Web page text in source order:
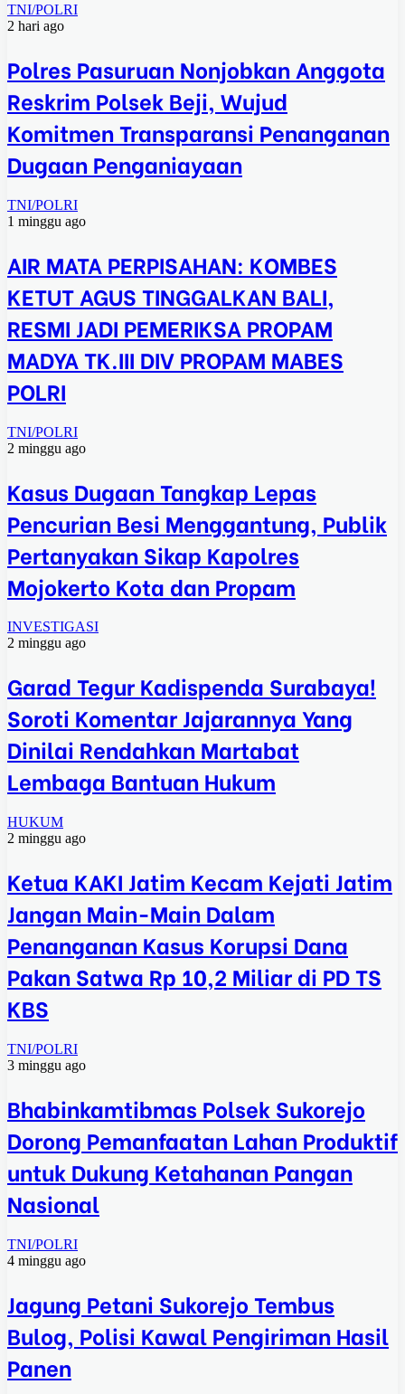
TNI/POLRI
2 hari ago
Polres Pasuruan Nonjobkan Anggota
Reskrim Polsek Beji, Wujud
Komitmen Transparansi Penanganan
Dugaan Penganiayaan
TNI/POLRI
1 minggu ago
AIR MATA PERPISAHAN: KOMBES
KETUT AGUS TINGGALKAN BALI,
RESMI JADI PEMERIKSA PROPAM
MADYA TK.III DIV PROPAM MABES
POLRI
TNI/POLRI
2 minggu ago
Kasus Dugaan Tangkap Lepas
Pencurian Besi Menggantung, Publik
Pertanyakan Sikap Kapolres
Mojokerto Kota dan Propam
INVESTIGASI
2 minggu ago
Garad Tegur Kadispenda Surabaya!
Soroti Komentar Jajarannya Yang
Dinilai Rendahkan Martabat
Lembaga Bantuan Hukum
HUKUM
2 minggu ago
Ketua KAKI Jatim Kecam Kejati Jatim
Jangan Main-Main Dalam
Penanganan Kasus Korupsi Dana
Pakan Satwa Rp 10,2 Miliar di PD TS
KBS
TNI/POLRI
3 minggu ago
Bhabinkamtibmas Polsek Sukorejo
Dorong Pemanfaatan Lahan Produktif
untuk Dukung Ketahanan Pangan
Nasional
TNI/POLRI
4 minggu ago
Jagung Petani Sukorejo Tembus
Bulog, Polisi Kawal Pengiriman Hasil
Panen